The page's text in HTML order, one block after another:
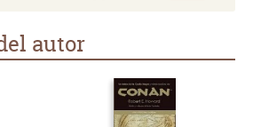
autor